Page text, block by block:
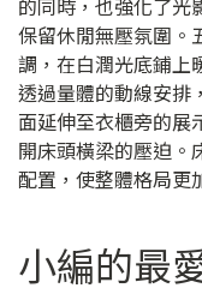
的同時，也強化了光
保留休閒無壓氛圍。
調，在白潤光底鋪上
透過量體的動線安排
面延伸至衣櫃旁的展
開床頭橫梁的壓迫。
配置，使整體格局更
小編的最